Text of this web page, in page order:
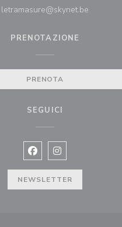
letramasure@skynet.be
PRENOTAZIONE
PRENOTA
SEGUICI
Facebook ((apre una
Instagram
NEWSLETTER